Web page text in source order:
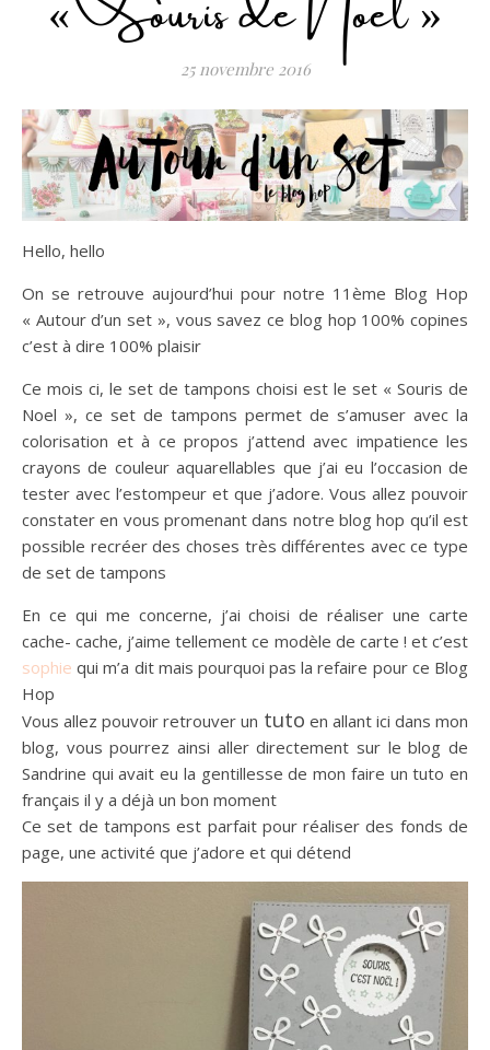
25 novembre 2016
Hello, hello
On se retrouve aujourd’hui pour notre 11ème Blog Hop
« Autour d’un set », vous savez ce blog hop 100% copines
c’est à dire 100% plaisir
Ce mois ci, le set de tampons choisi est le set « Souris de
Noel », ce set de tampons permet de s’amuser avec la
colorisation et à ce propos j’attend avec impatience les
crayons de couleur aquarellables que j’ai eu l’occasion de
tester avec l’estompeur et que j’adore. Vous allez pouvoir
constater en vous promenant dans notre blog hop qu’il est
possible recréer des choses très différentes avec ce type
de set de tampons
En ce qui me concerne, j’ai choisi de réaliser une carte
cache- cache, j’aime tellement ce modèle de carte ! et c’est
sophie qui m’a dit mais pourquoi pas la refaire pour ce Blog
Hop
Vous allez pouvoir retrouver un tuto en allant ici dans mon
blog, vous pourrez ainsi aller directement sur le blog de
Sandrine qui avait eu la gentillesse de mon faire un tuto en
français il y a déjà un bon moment
Ce set de tampons est parfait pour réaliser des fonds de
page, une activité que j’adore et qui détend